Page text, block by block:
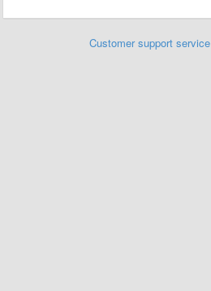
Customer support service